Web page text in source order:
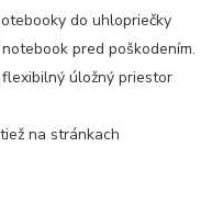
do uhlopriečky
pred poškodením.
úložný priestor
na stránkach